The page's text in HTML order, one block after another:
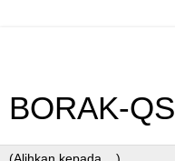
BORAK-QS